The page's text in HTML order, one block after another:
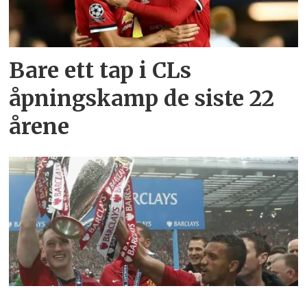
Bare ett tap i CLs
åpningskamp de siste 22
årene